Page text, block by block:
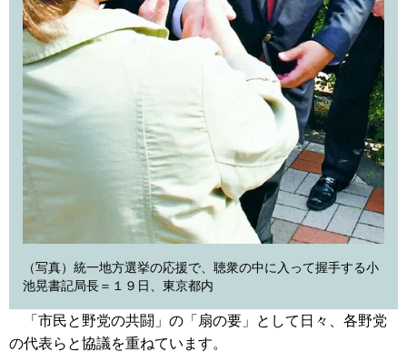
（写真）統一地方選挙の応援で、聴衆の中に入って握手する小
池晃書記局長＝１９日、東京都内
「市民と野党の共闘」の「扇の要」として日々、各野党
の代表らと協議を重ねています。